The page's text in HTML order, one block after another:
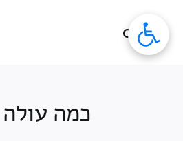
כמה